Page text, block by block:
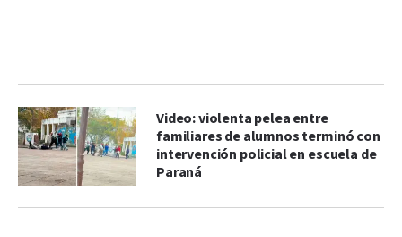
Video: violenta pelea entre
familiares de alumnos terminó con
intervención policial en escuela de
Paraná